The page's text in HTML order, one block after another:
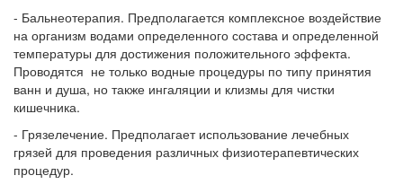
- Бальнеотерапия. Предполагается комплексное воздействие
на организм водами определенного состава и определенной
температуры для достижения положительного эффекта.
Проводятся не только водные процедуры по типу принятия
ванн и душа, но также ингаляции и клизмы для чистки
кишечника.
- Грязелечение. Предполагает использование лечебных
грязей для проведения различных физиотерапевтических
процедур.